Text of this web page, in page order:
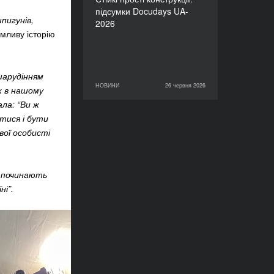
історію
в нашому
“Ви ж
і бути
особисті
підсумки Docudays UA-
2026
НОВИНИ 26 червня 2026
НОВИНИ
26 червня 2026